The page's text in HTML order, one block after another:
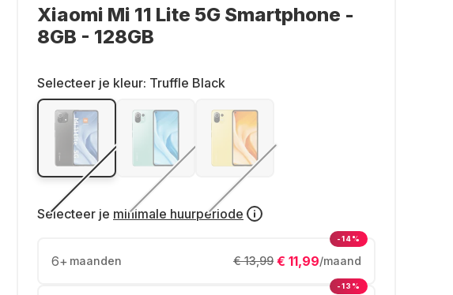
Xiaomi Mi 11 Lite 5G Smartphone -
8GB - 128GB
Selecteer je kleur: Truffle Black
Selecteer je minimale huurperiode
6+ maanden € 11,99/maand
€ 13,99
-14%
-13%